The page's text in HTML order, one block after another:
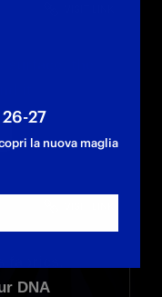
surface, the
it
DNA
26-27
la nuova maglia